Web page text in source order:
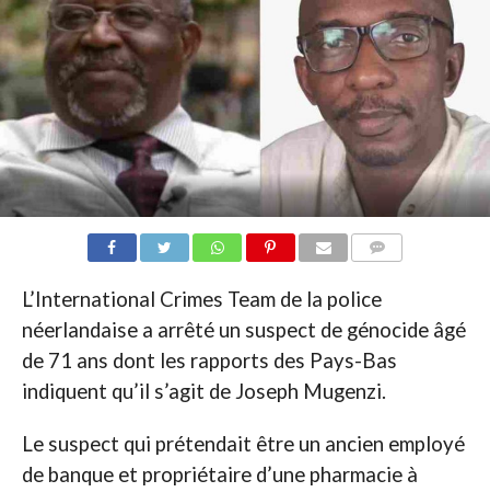
L’International Crimes Team de la police
néerlandaise a arrêté un suspect de génocide âgé
de 71 ans dont les rapports des Pays-Bas
indiquent qu’il s’agit de Joseph Mugenzi.
Le suspect qui prétendait être un ancien employé
de banque et propriétaire d’une pharmacie à